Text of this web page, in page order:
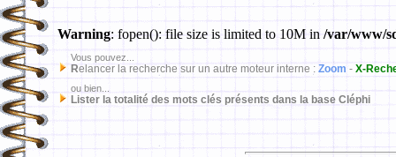
Warning: fopen(): file size is limited to 10M in /var/www/
Vous pouvez...
Relancer la recherche sur un autre moteur interne : Zoom - X-
ou bien...
Lister la totalité des mots clés présents dans la base Cléphi